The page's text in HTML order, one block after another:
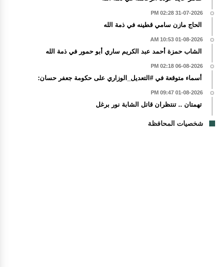
31-07-2026 02:28 PM
الحاج مازن سامي قطينه في ذمة الله
01-08-2026 10:53 AM
الشاب حمزة أحمد عبد الكريم ساري أبو حمور في ذمة الله
06-08-2026 02:18 PM
أسماء متوقعة في #التعديل_الوزاري على حكومة جعفر حسان:
01-08-2026 09:47 PM
تهمتان .. تنتظران قاتل الشابة نور برغل
شخصيات المحافظة